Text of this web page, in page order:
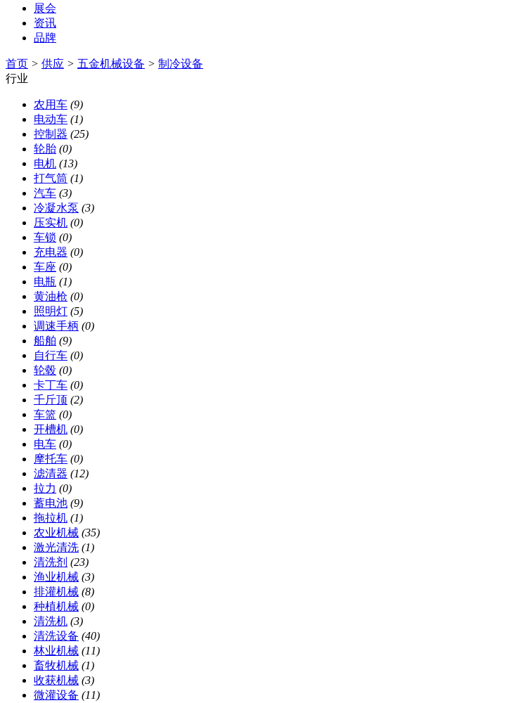
展会
资讯
品牌
首页 > 供应 > 五金机械设备 > 制冷设备
行业
农用车 (9)
电动车 (1)
控制器 (25)
轮胎 (0)
电机 (13)
打气筒 (1)
汽车 (3)
冷凝水泵 (3)
压实机 (0)
车锁 (0)
充电器 (0)
车座 (0)
电瓶 (1)
黄油枪 (0)
照明灯 (5)
调速手柄 (0)
船舶 (9)
自行车 (0)
轮毂 (0)
卡丁车 (0)
千斤顶 (2)
车篮 (0)
开槽机 (0)
电车 (0)
摩托车 (0)
滤清器 (12)
拉力 (0)
蓄电池 (9)
拖拉机 (1)
农业机械 (35)
激光清洗 (1)
清洗剂 (23)
渔业机械 (3)
排灌机械 (8)
种植机械 (0)
清洗机 (3)
清洗设备 (40)
林业机械 (11)
畜牧机械 (1)
收获机械 (3)
微灌设备 (11)